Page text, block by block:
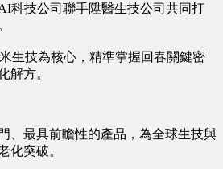
科技公司聯手陞醫生技公司共同打
生技為核心，精準掌握回春關鍵密
解方。
、最具前瞻性的產品，為全球生技與
化突破。